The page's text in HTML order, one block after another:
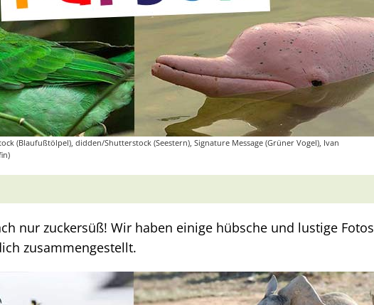
(Blaufußtölpel), didden/Shutterstock (Seestern), Signature Message (Grüner Vogel), Ivan
nur zuckersüß! Wir haben einige hübsche und lustige Fotos
zusammengestellt.